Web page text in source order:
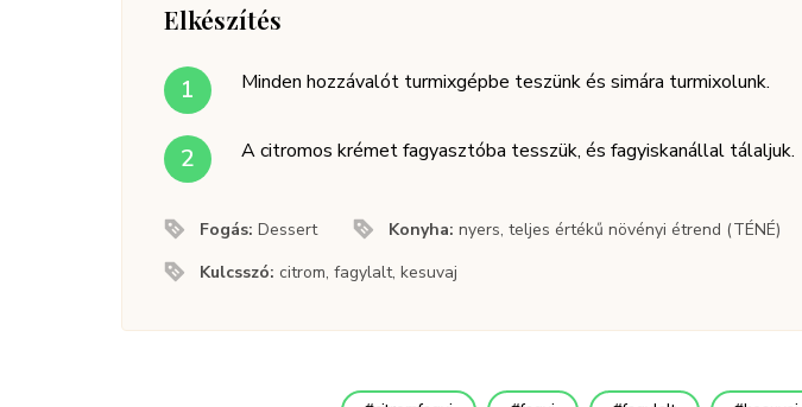
Elkészítés
Minden hozzávalót turmixgépbe teszünk és simára turmixolunk.
A citromos krémet fagyasztóba tesszük, és fagyiskanállal tálaljuk.
Fogás:Dessert Konyha:nyers, teljes értékű növényi étrend (TÉNÉ)
Kulcsszó: citrom, fagylalt, kesuvaj